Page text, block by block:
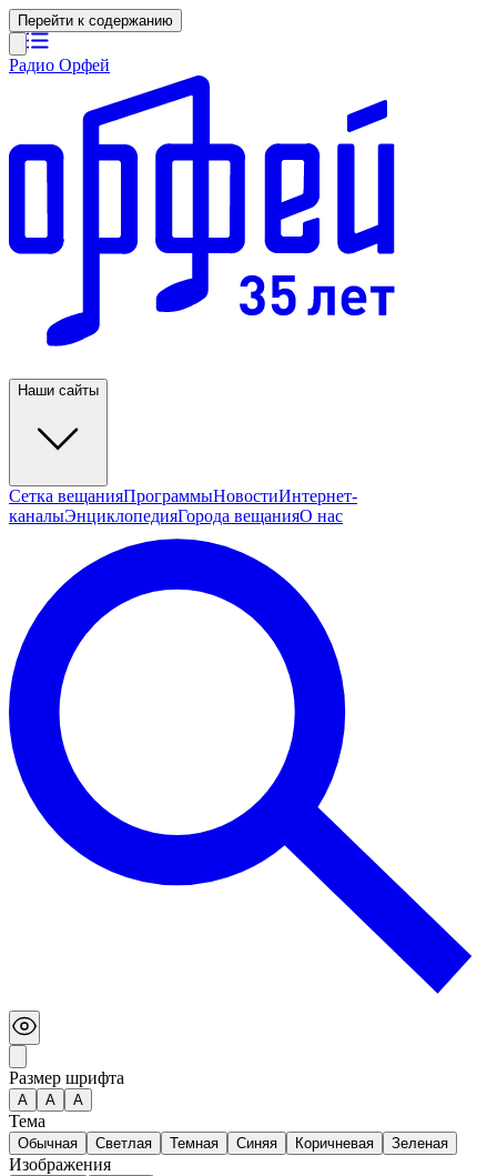
Перейти к содержанию
Радио Орфей
Наши сайты
Сетка вещанияПрограммыНовостиИнтернет-
каналыЭнциклопедияГорода вещанияО нас
Размер шрифта
А A A
Тема
Обычная Светлая Темная Синяя Коричневая Зеленая
Изображения